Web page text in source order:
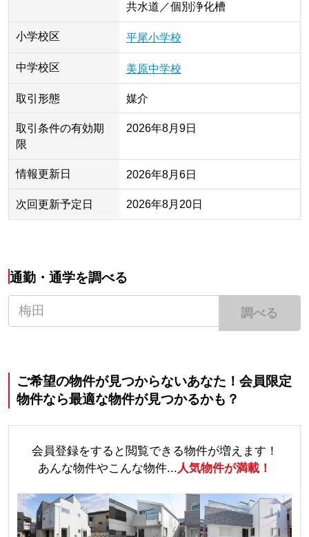
共水道／個別浄化槽
小学校区 平尾小学校
中学校区 美原中学校
取引形態 媒介
取引条件の有効期
限
2026年8月9日
情報更新日 2026年8月6日
次回更新予定日 2026年8月20日
通勤・通学を調べる
調べる
ご希望の物件が見つからないあなた！会員限定
物件なら最適な物件が見つかるかも？
会員登録をすると閲覧できる物件が増えます！
あんな物件やこんな物件...人気物件が満載！